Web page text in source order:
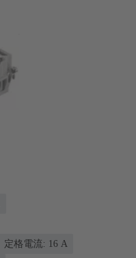
定格電流: ‌16 A